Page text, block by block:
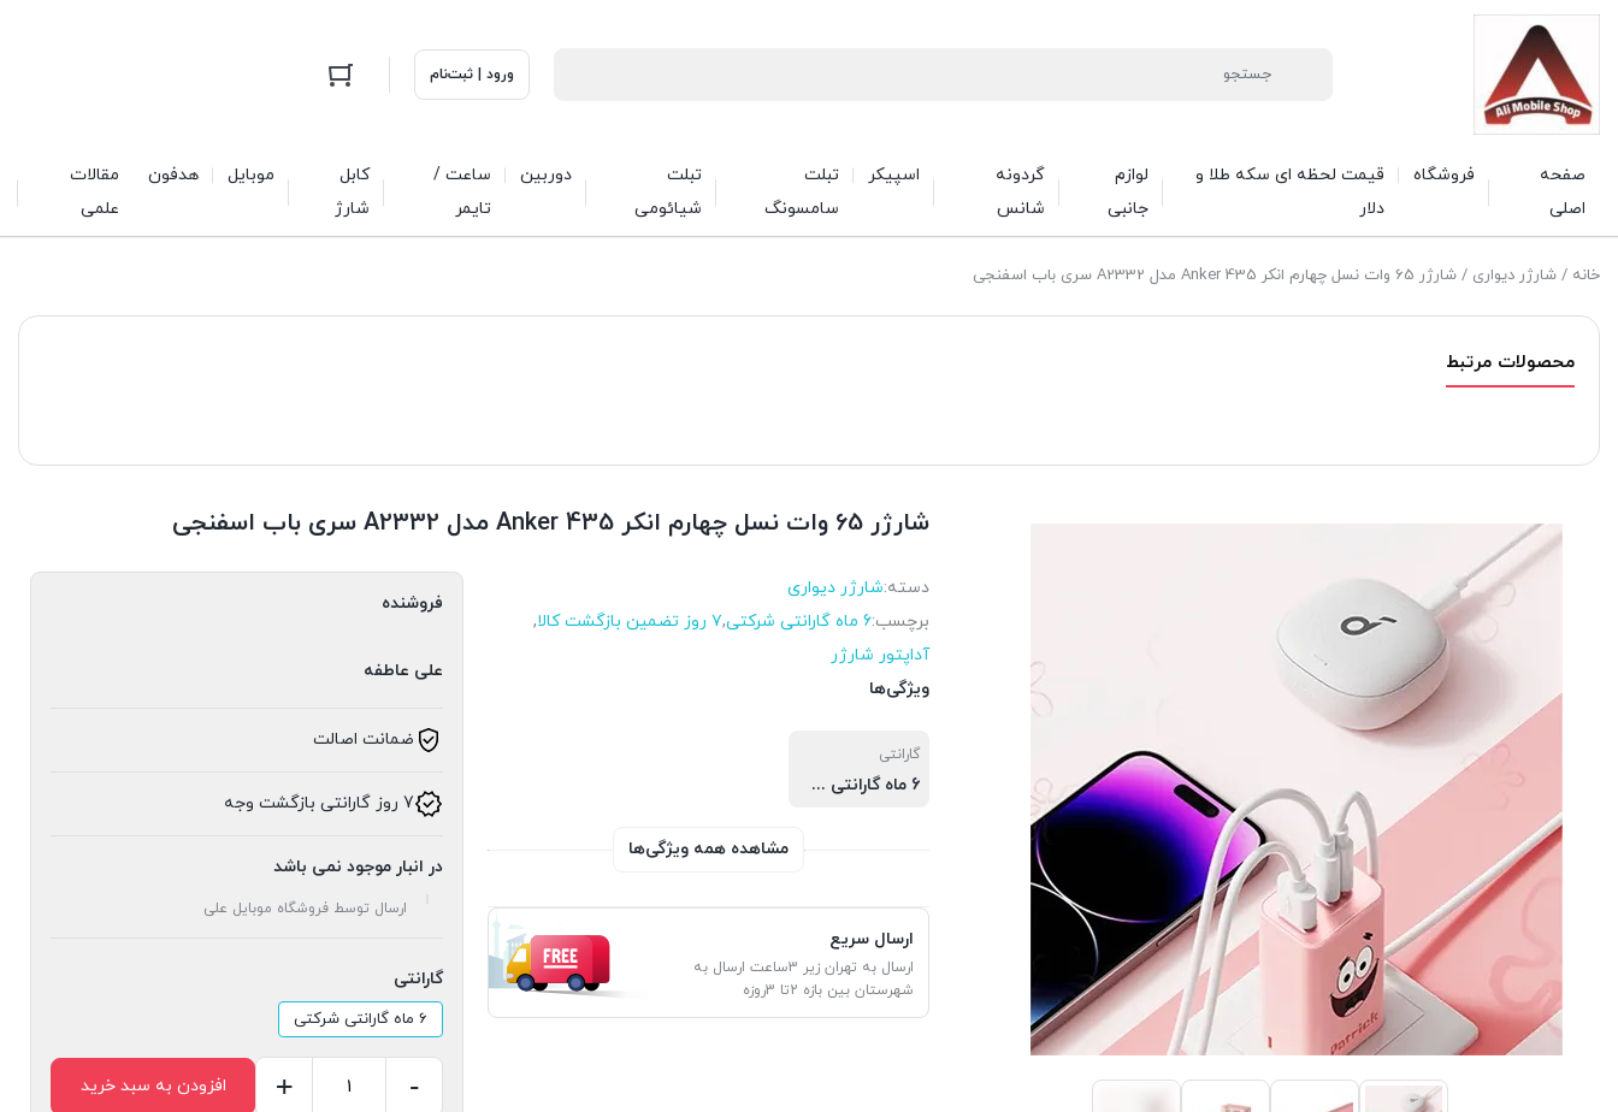
ورود | ثبت‌نام
صفحه
اصلی
فروشگاه
قیمت لحظه ای سکه طلا و
دلار
لوازم
جانبی
گردونه
شانس
اسپیکر
تبلت
سامسونگ
تبلت
شیائومی
دوربین
ساعت /
تایمر
کابل
شارژ
موبایل هدفون
مقالات
علمی
خانه / شارژر دیواری / شارژر 65 وات نسل چهارم انکر Anker 435 مدل A2332 سری باب اسفنجی
محصولات مرتبط
شارژر 65 وات نسل چهارم انکر Anker 435 مدل A2332 سری باب اسفنجی
دسته:شارژر دیواری
برچسب:6 ماه گارانتی شرکتی ,۷ روز تضمین بازگشت کالا
,
آداپتور شارژر
ویژگی‌ها
گارانتی
6 ماه گارانتی شرکتی
مشاهده همه ویژگی‌ها
ارسال سریع
ارسال به تهران زیر 3ساعت ارسال به
شهرستان بین بازه 2تا 3روزه
فروشنده
علی عاطفه
ضمانت اصالت
7 روز گارانتی بازگشت وجه
در انبار موجود نمی باشد
ارسال توسط فروشگاه موبایل علی
گارانتی
6 ماه گارانتی شرکتی
-
+ افزودن به سبد خرید